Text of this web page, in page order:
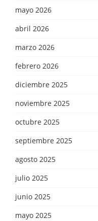
mayo 2026
abril 2026
marzo 2026
febrero 2026
diciembre 2025
noviembre 2025
octubre 2025
septiembre 2025
agosto 2025
julio 2025
junio 2025
mayo 2025